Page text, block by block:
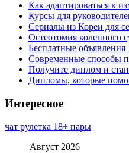
Как адаптироваться к
Курсы для
Сериалы из Кореи для
Остеотомия коленного
Бесплатные
Современные способы
Получите диплом и
Дипломы, которые
Интересное
чат рулетка 18+ пары
Август 2026